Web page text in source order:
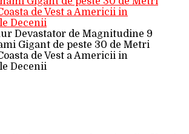
Devastator de Magnitudine 9
Gigant de peste 30 de Metri
de Vest a Americii in
Decenii